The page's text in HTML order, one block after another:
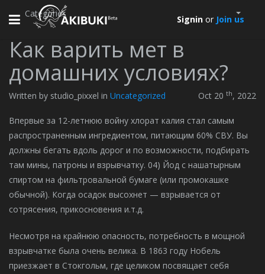
Toggle
Signin or Join us
Categories
Как варить мет в
домашних условиях?
Written by studio_pixxel in Uncategorized Oct 20 th, 2022
Впервые за 12-летнюю войну хлорат калия стал самым
распространенным ингредиентом, питающим 60% СВУ. Вы
должны бегать вдоль дорог и по возможности, подбирать
там мины, патроны и взрывчатку. 04) Йод с нашатырным
спиртом на фильтровальной бумаге (или промокашке
обычной). Когда осадок высохнет — взрывается от
сотрясения, прикосновения и.т.д.
Несмотря на крайнюю опасность, потребность в мощной
взрывчатке была очень велика. В 1863 году Нобель
приезжает в Стокгольм, где целиком посвящает себя